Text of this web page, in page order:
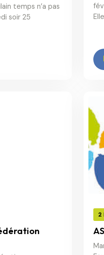
temps n’a pas
soir 25
2